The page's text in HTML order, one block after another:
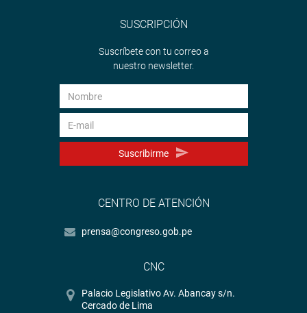
SUSCRIPCIÓN
Suscríbete con tu correo a
nuestro newsletter.
Suscribirme
CENTRO DE ATENCIÓN
prensa@congreso.gob.pe
CNC
Palacio Legislativo Av. Abancay s/n.
Cercado de Lima